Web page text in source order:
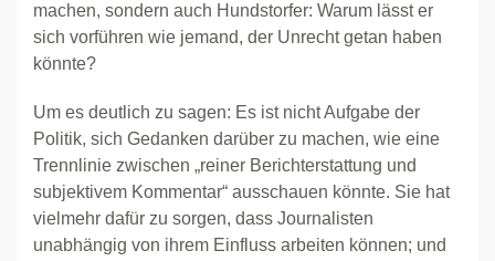
machen, sondern auch Hundstorfer: Warum lässt er
sich vorführen wie jemand, der Unrecht getan haben
könnte?
Um es deutlich zu sagen: Es ist nicht Aufgabe der
Politik, sich Gedanken darüber zu machen, wie eine
Trennlinie zwischen „reiner Berichterstattung und
subjektivem Kommentar“ ausschauen könnte. Sie hat
vielmehr dafür zu sorgen, dass Journalisten
unabhängig von ihrem Einfluss arbeiten können; und